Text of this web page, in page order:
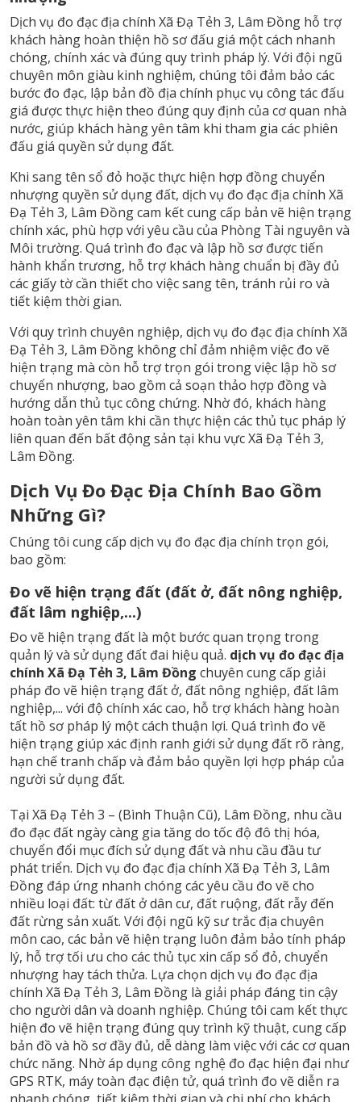
Dịch vụ đo đạc địa chính Xã Đạ Tẻh 3, Lâm Đồng hỗ trợ
khách hàng hoàn thiện hồ sơ đấu giá một cách nhanh
chóng, chính xác và đúng quy trình pháp lý. Với đội ngũ
chuyên môn giàu kinh nghiệm, chúng tôi đảm bảo các
bước đo đạc, lập bản đồ địa chính phục vụ công tác đấu
giá được thực hiện theo đúng quy định của cơ quan nhà
nước, giúp khách hàng yên tâm khi tham gia các phiên
đấu giá quyền sử dụng đất.
Khi sang tên sổ đỏ hoặc thực hiện hợp đồng chuyển
nhượng quyền sử dụng đất, dịch vụ đo đạc địa chính Xã
Đạ Tẻh 3, Lâm Đồng cam kết cung cấp bản vẽ hiện trạng
chính xác, phù hợp với yêu cầu của Phòng Tài nguyên và
Môi trường. Quá trình đo đạc và lập hồ sơ được tiến
hành khẩn trương, hỗ trợ khách hàng chuẩn bị đầy đủ
các giấy tờ cần thiết cho việc sang tên, tránh rủi ro và
tiết kiệm thời gian.
Với quy trình chuyên nghiệp, dịch vụ đo đạc địa chính Xã
Đạ Tẻh 3, Lâm Đồng không chỉ đảm nhiệm việc đo vẽ
hiện trạng mà còn hỗ trợ trọn gói trong việc lập hồ sơ
chuyển nhượng, bao gồm cả soạn thảo hợp đồng và
hướng dẫn thủ tục công chứng. Nhờ đó, khách hàng
hoàn toàn yên tâm khi cần thực hiện các thủ tục pháp lý
liên quan đến bất động sản tại khu vực Xã Đạ Tẻh 3,
Lâm Đồng.
Dịch Vụ Đo Đạc Địa Chính Bao Gồm
Những Gì?
Chúng tôi cung cấp dịch vụ đo đạc địa chính trọn gói,
bao gồm:
Đo vẽ hiện trạng đất (đất ở, đất nông nghiệp,
đất lâm nghiệp,...)
Đo vẽ hiện trạng đất là một bước quan trọng trong
quản lý và sử dụng đất đai hiệu quả. dịch vụ đo đạc địa
chính Xã Đạ Tẻh 3, Lâm Đồng chuyên cung cấp giải
pháp đo vẽ hiện trạng đất ở, đất nông nghiệp, đất lâm
nghiệp,... với độ chính xác cao, hỗ trợ khách hàng hoàn
tất hồ sơ pháp lý một cách thuận lợi. Quá trình đo vẽ
hiện trạng giúp xác định ranh giới sử dụng đất rõ ràng,
hạn chế tranh chấp và đảm bảo quyền lợi hợp pháp của
người sử dụng đất.
Tại Xã Đạ Tẻh 3 – (Bình Thuận Cũ), Lâm Đồng, nhu cầu
đo đạc đất ngày càng gia tăng do tốc độ đô thị hóa,
chuyển đổi mục đích sử dụng đất và nhu cầu đầu tư
phát triển. Dịch vụ đo đạc địa chính Xã Đạ Tẻh 3, Lâm
Đồng đáp ứng nhanh chóng các yêu cầu đo vẽ cho
nhiều loại đất: từ đất ở dân cư, đất ruộng, đất rẫy đến
đất rừng sản xuất. Với đội ngũ kỹ sư trắc địa chuyên
môn cao, các bản vẽ hiện trạng luôn đảm bảo tính pháp
lý, hỗ trợ tối ưu cho các thủ tục xin cấp sổ đỏ, chuyển
nhượng hay tách thửa. Lựa chọn dịch vụ đo đạc địa
chính Xã Đạ Tẻh 3, Lâm Đồng là giải pháp đáng tin cậy
cho người dân và doanh nghiệp. Chúng tôi cam kết thực
hiện đo vẽ hiện trạng đúng quy trình kỹ thuật, cung cấp
bản đồ và hồ sơ đầy đủ, dễ dàng làm việc với các cơ quan
chức năng. Nhờ áp dụng công nghệ đo đạc hiện đại như
GPS RTK, máy toàn đạc điện tử, quá trình đo vẽ diễn ra